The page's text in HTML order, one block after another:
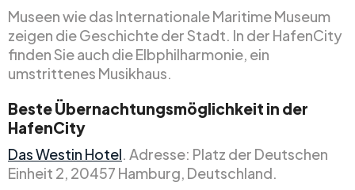
Museen wie das Internationale Maritime Museum
zeigen die Geschichte der Stadt. In der HafenCity
finden Sie auch die Elbphilharmonie, ein
umstrittenes Musikhaus.
Beste Übernachtungsmöglichkeit in der
HafenCity
Das Westin Hotel. Adresse: Platz der Deutschen
Einheit 2, 20457 Hamburg, Deutschland.